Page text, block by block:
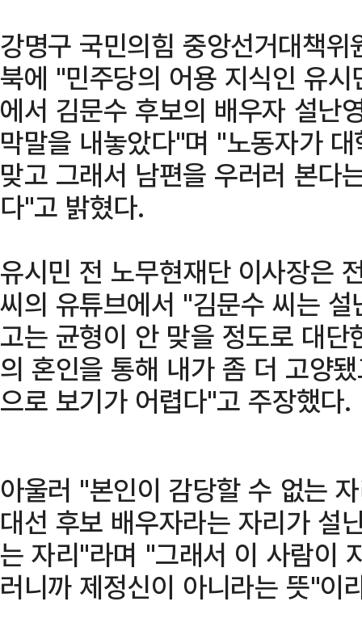
강명구 국민의힘 중앙선거대책
북에 "민주당의 어용 지식인 유
에서 김문수 후보의 배우자 설난
막말을 내놓았다"며 "노동자가
맞고 그래서 남편을 우러러 본다
다"고 밝혔다.
유시민 전 노무현재단 이사장은
씨의 유튜브에서 "김문수 씨는
고는 균형이 안 맞을 정도로 대
의 혼인을 통해 내가 좀 더 고양
으로 보기가 어렵다"고 주장했다.
아울러 "본인이 감당할 수 없는
대선 후보 배우자라는 자리가 설
는 자리"라며 "그래서 이 사람이
러니까 제정신이 아니라는 뜻"이